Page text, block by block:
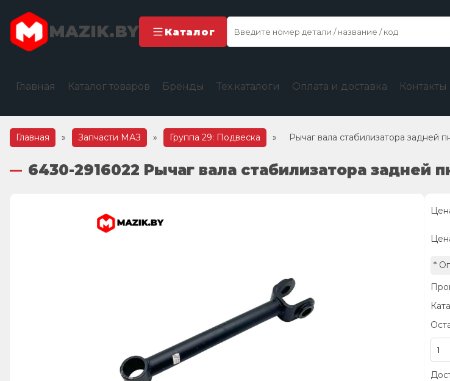
MAZIK.BY Каталог
Главная Каталог товаров Бренды Тех.каталоги Оплата и доставка Контакты
Главная » Запчасти МАЗ » Группа 29: Подвеска » Рычаг вала стабилизатора задней
6430-2916022 Рычаг вала стабилизатора
*